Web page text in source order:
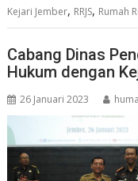
Kejari Jember, RRJS, Rumah
Cabang Dinas
Hukum dengan
26 Januari 2023